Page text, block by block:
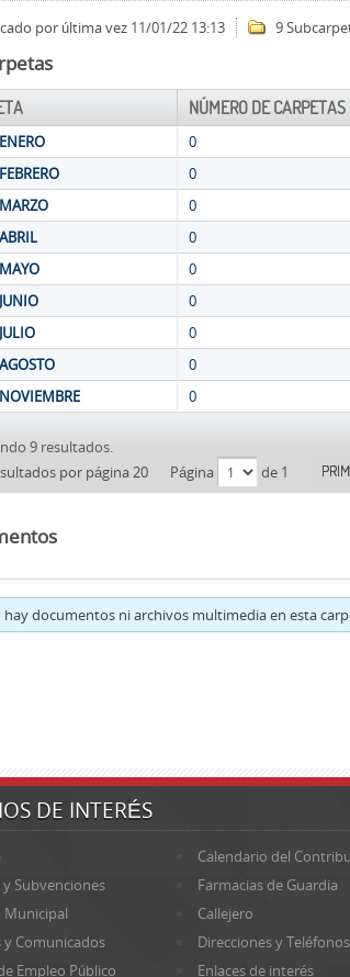
por última vez 11/01/22 13:13 9
NÚMERO DE CARPETAS
0
0
0
0
0
0
0
0
0
9 resultados.
por página 20
Página de 1
hay documentos ni archivos multimedia en esta
DE INTERÉS
Calendario del
Subvenciones
Farmacias de Guardia
Municipal
Callejero
y Comunicados
Direcciones y Teléfonos
Empleo Público
Enlaces de interés